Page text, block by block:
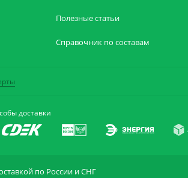
Полезные статьи
Справочник по составам
доставки
по России и СНГ